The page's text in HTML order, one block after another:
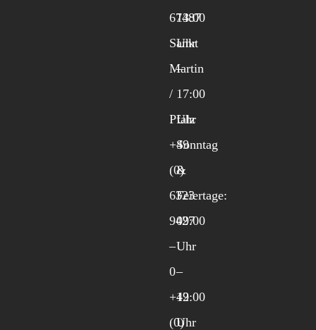
67487
Sankt
Martin
/
Pfalz
+49
(0)
6323
9427
–
0
+49
(0)
13:00
Uhr
–
17:00
Uhr
Sonntag
&
Feiertage:
09:00
Uhr
–
12:00
Uhr